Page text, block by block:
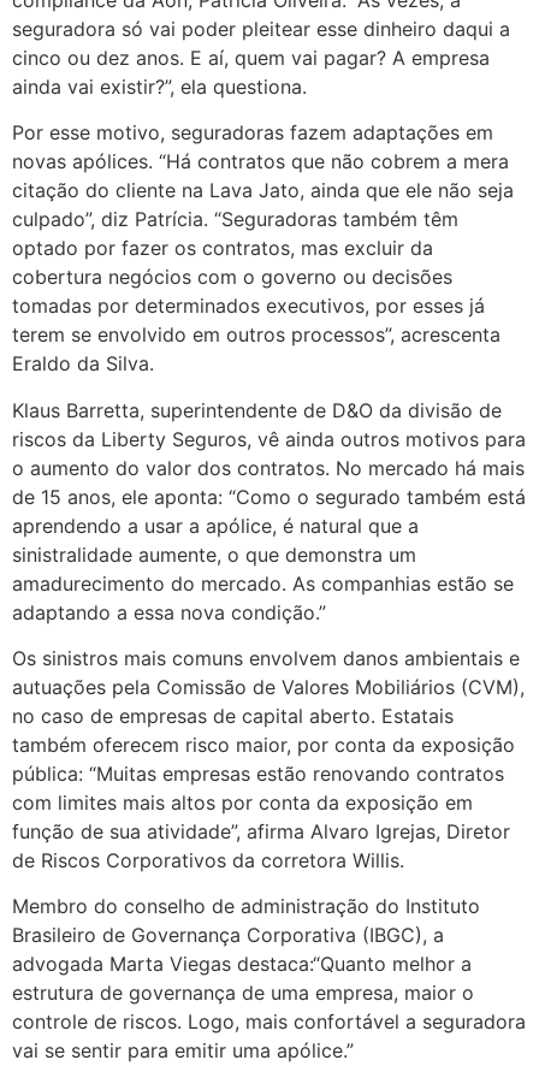
seguradora só vai poder pleitear esse dinheiro daqui a
cinco ou dez anos. E aí, quem vai pagar? A empresa
ainda vai existir?”, ela questiona.
Por esse motivo, seguradoras fazem adaptações em
novas apólices. “Há contratos que não cobrem a mera
citação do cliente na Lava Jato, ainda que ele não seja
culpado”, diz Patrícia. “Seguradoras também têm
optado por fazer os contratos, mas excluir da
cobertura negócios com o governo ou decisões
tomadas por determinados executivos, por esses já
terem se envolvido em outros processos”, acrescenta
Eraldo da Silva.
Klaus Barretta, superintendente de D&O da divisão de
riscos da Liberty Seguros, vê ainda outros motivos para
o aumento do valor dos contratos. No mercado há mais
de 15 anos, ele aponta: “Como o segurado também está
aprendendo a usar a apólice, é natural que a
sinistralidade aumente, o que demonstra um
amadurecimento do mercado. As companhias estão se
adaptando a essa nova condição.”
Os sinistros mais comuns envolvem danos ambientais e
autuações pela Comissão de Valores Mobiliários (CVM),
no caso de empresas de capital aberto. Estatais
também oferecem risco maior, por conta da exposição
pública: “Muitas empresas estão renovando contratos
com limites mais altos por conta da exposição em
função de sua atividade”, afirma Alvaro Igrejas, Diretor
de Riscos Corporativos da corretora Willis.
Membro do conselho de administração do Instituto
Brasileiro de Governança Corporativa (IBGC), a
advogada Marta Viegas destaca:“Quanto melhor a
estrutura de governança de uma empresa, maior o
controle de riscos. Logo, mais confortável a seguradora
vai se sentir para emitir uma apólice.”